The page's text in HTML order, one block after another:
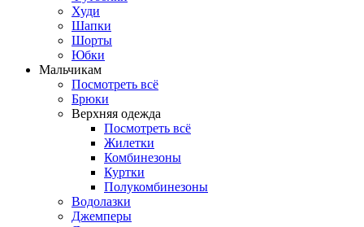
Худи
Шапки
Шорты
Юбки
Мальчикам
Посмотреть всё
Брюки
Верхняя одежда
Посмотреть всё
Жилетки
Комбинезоны
Куртки
Полукомбинезоны
Водолазки
Джемперы